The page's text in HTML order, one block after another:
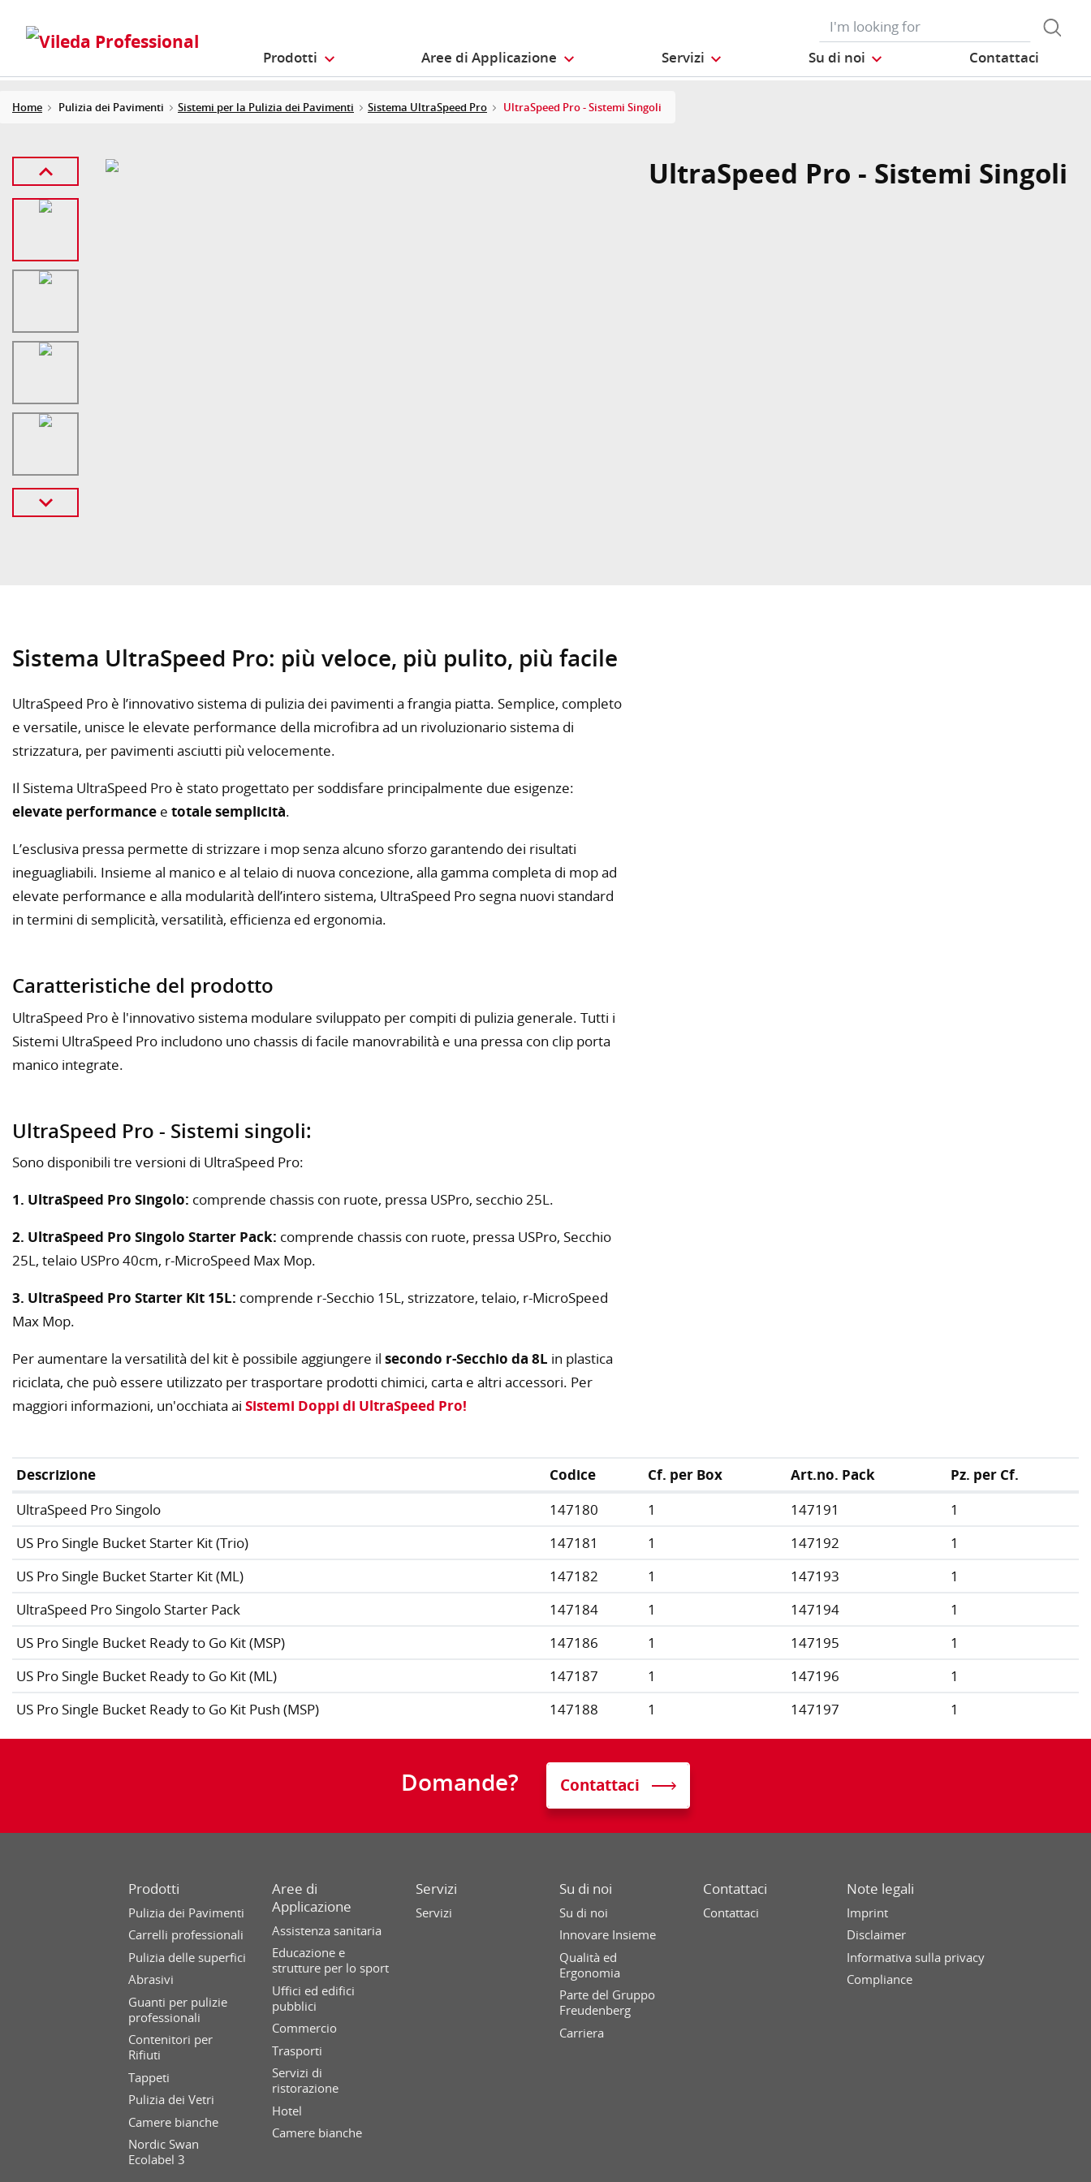
Prodotti Aree di Applicazione Servizi Su di noi Contattaci
Home Pulizia dei Pavimenti Sistemi per la Pulizia dei Pavimenti Sistema UltraSpeed Pro UltraSpeed Pro - Sistemi Singoli
UltraSpeed Pro - Sistemi Singoli
Sistema UltraSpeed Pro: più veloce, più pulito, più facile
UltraSpeed Pro è l’innovativo sistema di pulizia dei pavimenti a frangia piatta. Semplice, completo
e versatile, unisce le elevate performance della microfibra ad un rivoluzionario sistema di
strizzatura, per pavimenti asciutti più velocemente.
Il Sistema UltraSpeed Pro è stato progettato per soddisfare principalmente due esigenze:
elevate performance e totale semplicità.
L’esclusiva pressa permette di strizzare i mop senza alcuno sforzo garantendo dei risultati
ineguagliabili. Insieme al manico e al telaio di nuova concezione, alla gamma completa di mop ad
elevate performance e alla modularità dell’intero sistema, UltraSpeed Pro segna nuovi standard
in termini di semplicità, versatilità, efficienza ed ergonomia.
Caratteristiche del prodotto
UltraSpeed Pro è l'innovativo sistema modulare sviluppato per compiti di pulizia generale. Tutti i
Sistemi UltraSpeed Pro includono uno chassis di facile manovrabilità e una pressa con clip porta
manico integrate.
UltraSpeed Pro - Sistemi singoli:
Sono disponibili tre versioni di UltraSpeed Pro:
1. UltraSpeed Pro Singolo: comprende chassis con ruote, pressa USPro, secchio 25L.
2. UltraSpeed Pro Singolo Starter Pack: comprende chassis con ruote, pressa USPro, Secchio
25L, telaio USPro 40cm, r-MicroSpeed Max Mop.
3. UltraSpeed Pro Starter Kit 15L: comprende r-Secchio 15L, strizzatore, telaio, r-MicroSpeed
Max Mop.
Per aumentare la versatilità del kit è possibile aggiungere il secondo r-Secchio da 8L in plastica
riciclata, che può essere utilizzato per trasportare prodotti chimici, carta e altri accessori. Per
maggiori informazioni, un'occhiata ai Sistemi Doppi di UltraSpeed Pro!
Descrizione Codice Cf. per Box Art.no. Pack
Pz. per Cf.
UltraSpeed Pro Singolo
147180 1 147191
1
US Pro Single Bucket Starter Kit (Trio)
147181 1 147192
1
US Pro Single Bucket Starter Kit (ML)
147182 1 147193
1
UltraSpeed Pro Singolo Starter Pack
147184 1 147194
1
US Pro Single Bucket Ready to Go Kit (MSP)
147186 1 147195
1
US Pro Single Bucket Ready to Go Kit (ML)
147187 1 147196
1
US Pro Single Bucket Ready to Go Kit Push (MSP)
147188 1 147197 1
Domande? Contattaci
Prodotti
Pulizia dei Pavimenti
Carrelli professionali
Pulizia delle superfici
Abrasivi
Guanti per pulizie
professionali
Contenitori per
Rifiuti
Tappeti
Pulizia dei Vetri
Camere bianche
Nordic Swan
Ecolabel 3
Aree di
Applicazione
Assistenza sanitaria
Educazione e
strutture per lo sport
Uffici ed edifici
pubblici
Commercio
Trasporti
Servizi di
ristorazione
Hotel
Camere bianche
Servizi
Servizi
Su di noi
Su di noi
Innovare Insieme
Qualità ed
Ergonomia
Parte del Gruppo
Freudenberg
Carriera
Contattaci
Contattaci
Note legali
Imprint
Disclaimer
Informativa sulla privacy
Compliance